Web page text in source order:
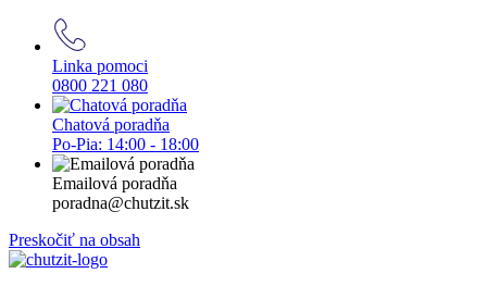
Linka pomoci
0800 221 080
Chatová poradňa
Po-Pia: 14:00 - 18:00
Emailová poradňa
poradna@chutzit.sk
Preskočiť na obsah